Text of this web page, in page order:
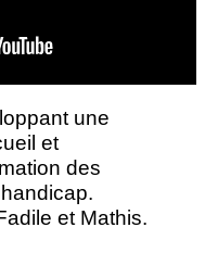
une
et
des
et Mathis.